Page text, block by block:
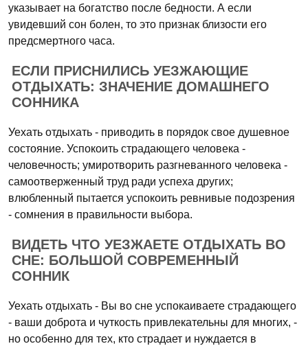
указывает на богатство после бедности. А если
увидевший сон болен, то это признак близости его
предсмертного часа.
ЕСЛИ ПРИСНИЛИСЬ УЕЗЖАЮЩИЕ
ОТДЫХАТЬ: ЗНАЧЕНИЕ ДОМАШНЕГО
СОННИКА
Уехать отдыхать - приводить в порядок свое душевное
состояние. Успокоить страдающего человека -
человечность; умиротворить разгневанного человека -
самоотверженный труд ради успеха других;
влюбленный пытается успокоить ревнивые подозрения
- сомнения в правильности выбора.
ВИДЕТЬ ЧТО УЕЗЖАЕТЕ ОТДЫХАТЬ ВО
СНЕ: БОЛЬШОЙ СОВРЕМЕННЫЙ
СОННИК
Уехать отдыхать - Вы во сне успокаиваете страдающего
- ваши доброта и чуткость привлекательны для многих, -
но особенно для тех, кто страдает и нуждается в